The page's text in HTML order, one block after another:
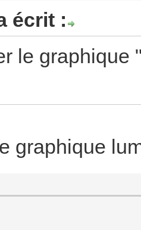
écrit :
le graphique
graphique